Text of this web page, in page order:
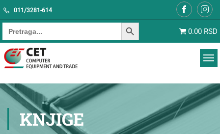
011/3281-614
0.00 RSD
Search for: SEARCH BUTTON
KNJIGE